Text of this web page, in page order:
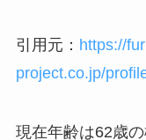
引用元： https://
project.co.jp/
現在年齢は62歳の